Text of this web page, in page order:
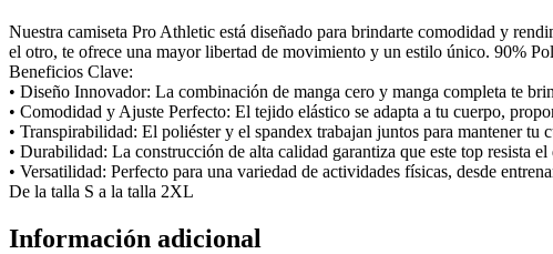
Nuestra camiseta Pro Athletic está diseñado para brindarte comodidad y
el otro, te ofrece una mayor libertad de movimiento y un estilo único. 90%
Beneficios Clave:
• Diseño Innovador: La combinación de manga cero y manga completa te
• Comodidad y Ajuste Perfecto: El tejido elástico se adapta a tu cuerpo,
• Transpirabilidad: El poliéster y el spandex trabajan juntos para mantener
• Durabilidad: La construcción de alta calidad garantiza que este top resista
• Versatilidad: Perfecto para una variedad de actividades físicas, desde
De la talla S a la talla 2XL
Información adicional